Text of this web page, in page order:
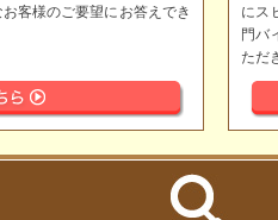
客様のご要望にお答えでき
にス
門バ
ただ